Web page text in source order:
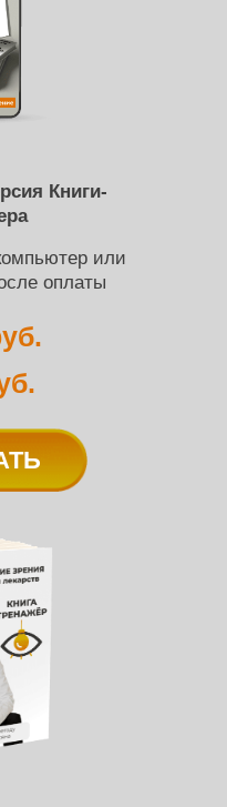
Книги-
или
оплаты